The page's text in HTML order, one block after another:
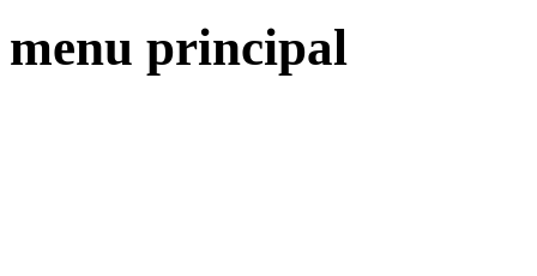
menu principal